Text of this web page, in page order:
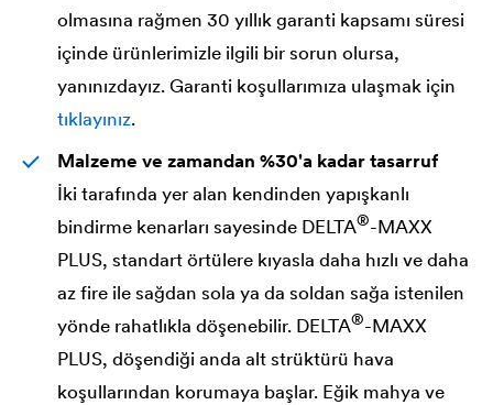
olmasına rağmen 30 yıllık garanti kapsamı süresi
içinde ürünlerimizle ilgili bir sorun olursa,
yanınızdayız. Garanti koşullarımıza ulaşmak için
tıklayınız.
Malzeme ve zamandan %30'a kadar tasarruf
İki tarafında yer alan kendinden yapışkanlı
bindirme kenarları sayesinde DELTA®-MAXX
PLUS, standart örtülere kıyasla daha hızlı ve daha
az fire ile sağdan sola ya da soldan sağa istenilen
yönde rahatlıkla döşenebilir. DELTA®-MAXX
PLUS, döşendiği anda alt strüktürü hava
koşullarından korumaya başlar. Eğik mahya ve